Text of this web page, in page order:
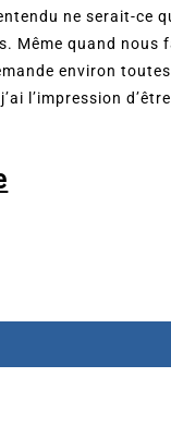
ne serait-ce
Même quand nous
environ
l’impression